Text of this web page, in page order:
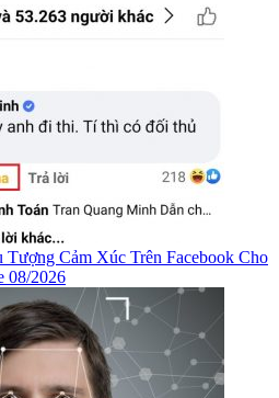
Cảm Xúc Trên Facebook Cho
08/2026